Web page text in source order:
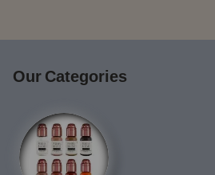
Our Categories